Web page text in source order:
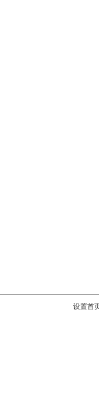
设置首